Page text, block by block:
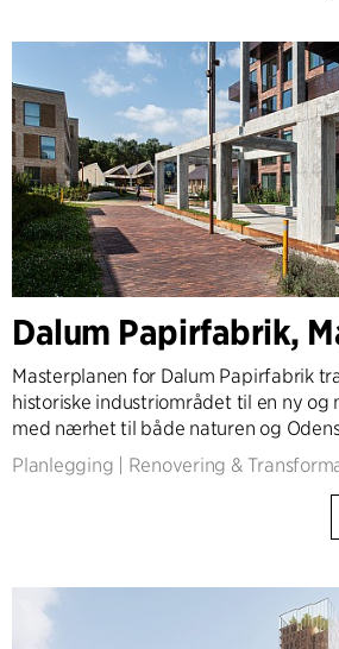
Dalum Papirfabrik,
Masterplanen for Dalum Papirfabrik
historiske industriområdet til en ny
med nærhet til både naturen og
Planlegging
Renovering &